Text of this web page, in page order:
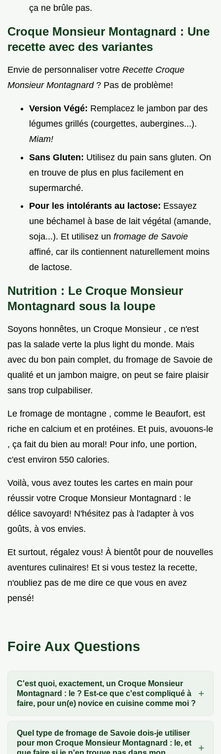
ça ne brûle pas.
Croque Monsieur Montagnard : Une
recette avec des variantes
Envie de personnaliser votre Recette Croque
Monsieur Montagnard ? Pas de problème!
Version Végé: Remplacez le jambon par des
légumes grillés (courgettes, aubergines...).
Miam!
Sans Gluten: Utilisez du pain sans gluten. On
en trouve de plus en plus facilement en
supermarché.
Pour les intolérants au lactose: Essayez
une béchamel à base de lait végétal (amande,
soja...). Et utilisez un fromage de Savoie
affiné, car ils contiennent naturellement moins
de lactose.
Nutrition : Le Croque Monsieur
Montagnard sous la loupe
Soyons honnêtes, un Croque Monsieur , ce n'est
pas la salade verte la plus light du monde. Mais
avec du bon pain complet, du fromage de Savoie de
qualité et un jambon maigre, on peut se faire plaisir
sans trop culpabiliser.
Le fromage de montagne , comme le Beaufort, est
riche en calcium et en protéines. Et puis, avouons-le
, ça fait du bien au moral! Pour info, une portion,
c'est environ 550 calories.
Voilà, vous avez toutes les cartes en main pour
réussir votre Croque Monsieur Montagnard : le
délice savoyard! N'hésitez pas à l'adapter à vos
goûts, à vos envies.
Et surtout, régalez vous! À bientôt pour de nouvelles
aventures culinaires! Et si vous testez la recette,
n'oubliez pas de me dire ce que vous en avez
pensé!
Foire Aux Questions
C'est quoi, exactement, un Croque Monsieur
Montagnard : le ? Est-ce que c'est compliqué à
faire, pour un(e) novice en cuisine comme moi ?
Quel type de fromage de Savoie dois-je utiliser
pour mon Croque Monsieur Montagnard : le, et